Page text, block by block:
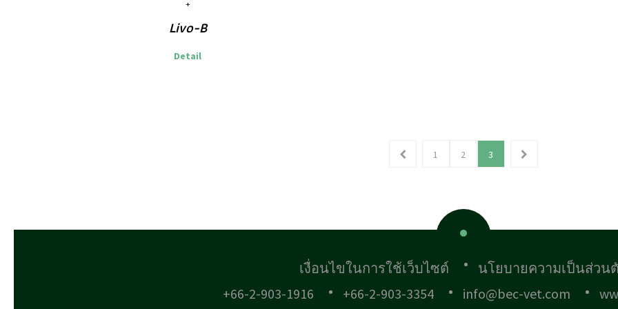
Livo-B
Detail
1 2 3
เงื่อนไขในการใช้เว็บไซต์
นโยบายความเป็นส่วน
+66-2-903-1916
+66-2-903-3354 info@bec-vet.com